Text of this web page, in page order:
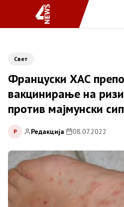
Свет
Француски ХАС
вакцинирање на
против мајмунски
Р Редакција| 08.07.2022